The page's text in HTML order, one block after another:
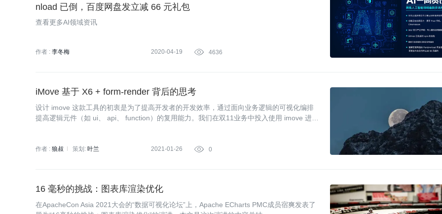
nload 已倒，百度网盘发立减 66 元礼包
查看更多AI领域资讯
作者 : 李冬梅 2020-04-19  4636
iMove 基于 X6 + form-render 背后的思考
设计 imove 这款工具的初衷是为了提高开发者的开发效率，通过面向业务逻辑的可视化编排
提高逻辑元件（如 ui、 api、 function）的复用能力。我们在双11业务中投入使用 imove 进行
作者 : 狼叔 策划: 叶兰 2021-01-26  0
16 毫秒的挑战：图表库渲染优化
在ApacheCon Asia 2021大会的“数据可视化论坛”上，Apache ECharts PMC成员宿爽发表了